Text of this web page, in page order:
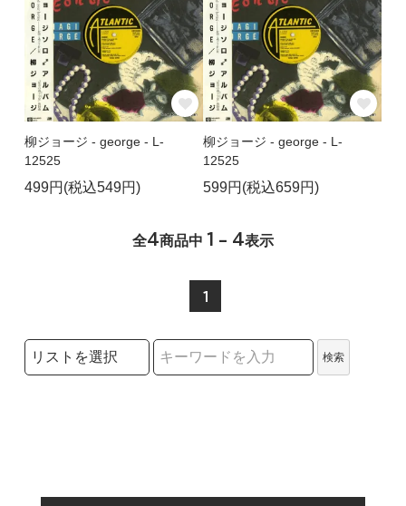
柳ジョージ - george - L-
12525
499円(税込549円)
柳ジョージ - george - L-
12525
599円(税込659円)
全4商品中 1 - 4表示
1
検索リストの選択
検索